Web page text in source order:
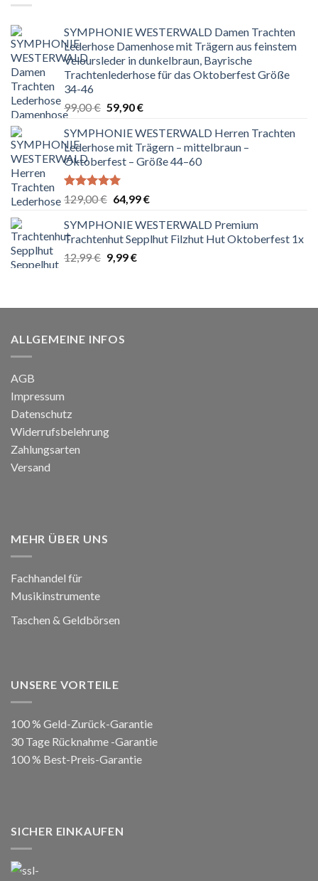
SYMPHONIE WESTERWALD Damen Trachten
Lederhose Damenhose mit Trägern aus feinstem
Veloursleder in dunkelbraun, Bayrische
Trachtenlederhose für das Oktoberfest Größe
34-46
99,00€ Ursprünglicher
war:
99,00 €
59,90€Aktueller
ist:
59,90 €.
SYMPHONIE WESTERWALD Herren Trachten
Lederhose mit Trägern – mittelbraun –
Oktoberfest – Größe 44–60
Bewertet
5.00
von 5
129,00€ Ursprünglicher
war:
129,00 €
64,99€Aktueller
ist:
64,99 €.
SYMPHONIE WESTERWALD Premium
Trachtenhut Sepplhut Filzhut Hut Oktoberfest 1x
12,99€ Ursprünglicher
9,99€Aktueller
ALLGEMEINE INFOS
AGB
Impressum
Datenschutz
Widerrufsbelehrung
Zahlungsarten
Versand
MEHR ÜBER UNS
Fachhandel für
Musikinstrumente
Taschen & Geldbörsen
UNSERE VORTEILE
100 % Geld-Zurück-Garantie
30 Tage Rücknahme -Garantie
100 % Best-Preis-Garantie
SICHER EINKAUFEN